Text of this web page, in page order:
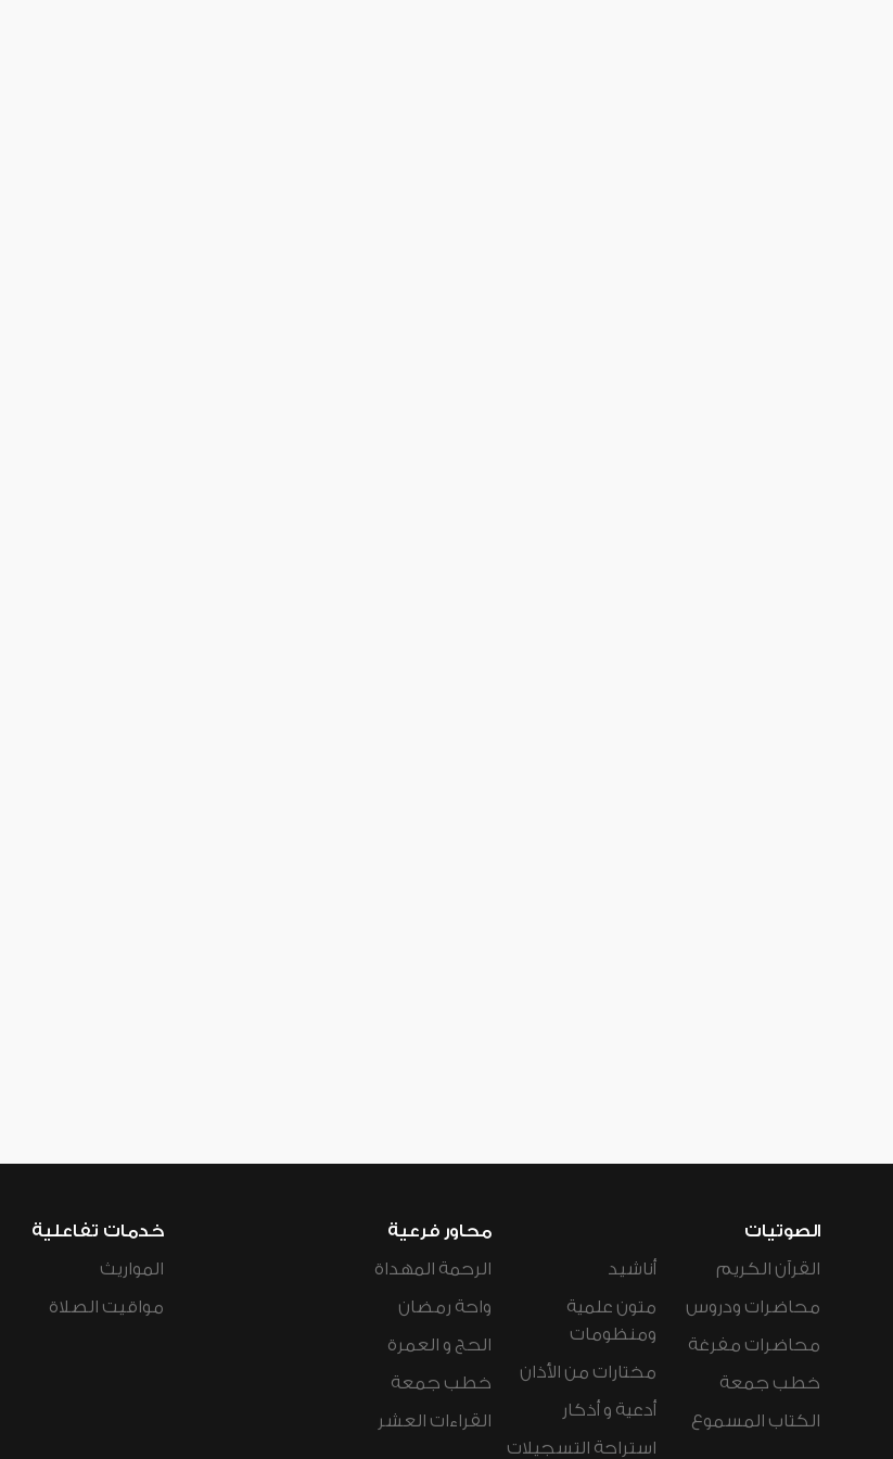
الصوتيات
القرآن الكريم
محاضرات ودروس
محاضرات مفرغة
خطب جمعة
الكتاب المسموع
أناشيد
متون علمية
ومنظومات
مختارات من الأذان
أدعية و أذكار
استراحة التسجيلات
محاور فرعية
الرحمة المهداة
واحة رمضان
الحج و العمرة
خطب جمعة
القراءات العشر
خدمات تفاعلية
المواريث
مواقيت الصلاة